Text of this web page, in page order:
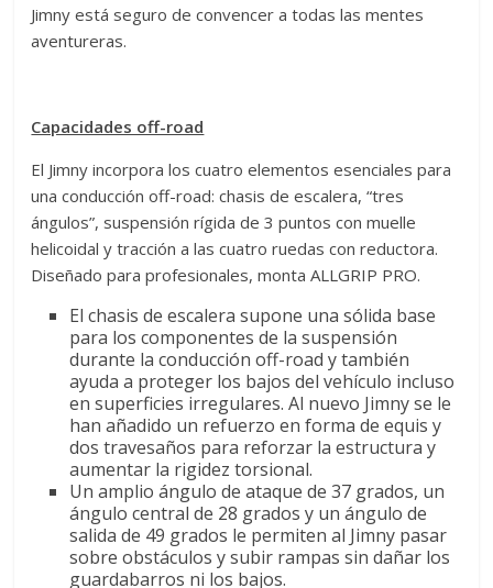
Jimny está seguro de convencer a todas las mentes
aventureras.
Capacidades off-road
El Jimny incorpora los cuatro elementos esenciales para
una conducción off-road: chasis de escalera, “tres
ángulos”, suspensión rígida de 3 puntos con muelle
helicoidal y tracción a las cuatro ruedas con reductora.
Diseñado para profesionales, monta ALLGRIP PRO.
El chasis de escalera supone una sólida base
para los componentes de la suspensión
durante la conducción off-road y también
ayuda a proteger los bajos del vehículo incluso
en superficies irregulares. Al nuevo Jimny se le
han añadido un refuerzo en forma de equis y
dos travesaños para reforzar la estructura y
aumentar la rigidez torsional.
Un amplio ángulo de ataque de 37 grados, un
ángulo central de 28 grados y un ángulo de
salida de 49 grados le permiten al Jimny pasar
sobre obstáculos y subir rampas sin dañar los
guardabarros ni los bajos.